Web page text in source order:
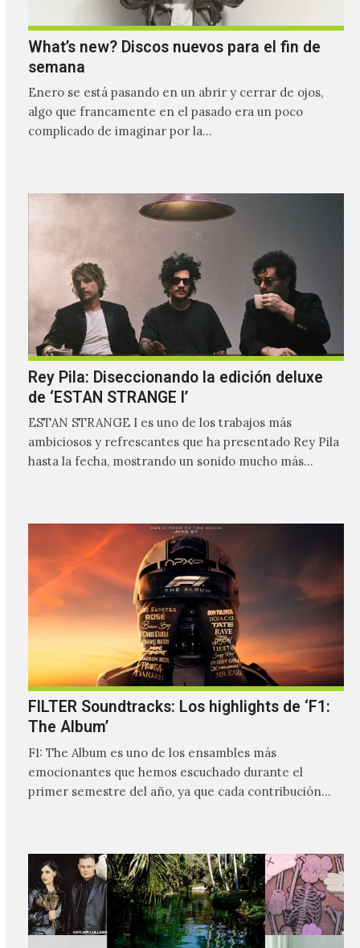
What’s new? Discos nuevos para el fin de
semana
Enero se está pasando en un abrir y cerrar de ojos,
algo que francamente en el pasado era un poco
complicado de imaginar por la…
Rey Pila: Diseccionando la edición deluxe
de ‘ESTAN STRANGE I’
ESTAN STRANGE I es uno de los trabajos más
ambiciosos y refrescantes que ha presentado Rey Pila
hasta la fecha, mostrando un sonido mucho más…
FILTER Soundtracks: Los highlights de ‘F1:
The Album’
F1: The Album es uno de los ensambles más
emocionantes que hemos escuchado durante el
primer semestre del año, ya que cada contribución